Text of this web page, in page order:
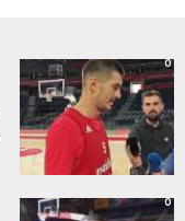
0
0